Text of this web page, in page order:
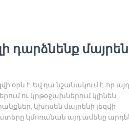
դարձնենք
օրն է: Եվ դա նշանակում է, որ
ու կրթօջախներում կլինեն
կխոսեն մայրենի լեզվի
կմոռանան այդ ամենը